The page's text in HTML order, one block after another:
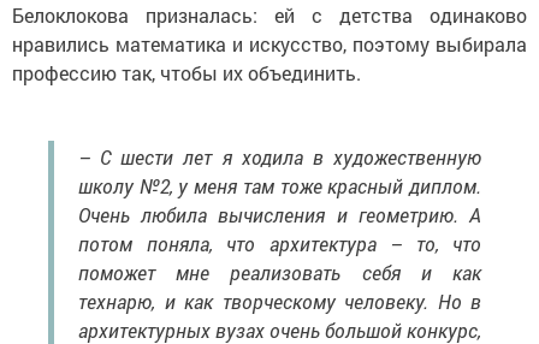
Белоклокова призналась: ей с детства одинаково
нравились математика и искусство, поэтому выбирала
профессию так, чтобы их объединить.
– С шести лет я ходила в художественную
школу №2, у меня там тоже красный диплом.
Очень любила вычисления и геометрию. А
потом поняла, что архитектура – то, что
поможет мне реализовать себя и как
технарю, и как творческому человеку. Но в
архитектурных вузах очень большой конкурс,